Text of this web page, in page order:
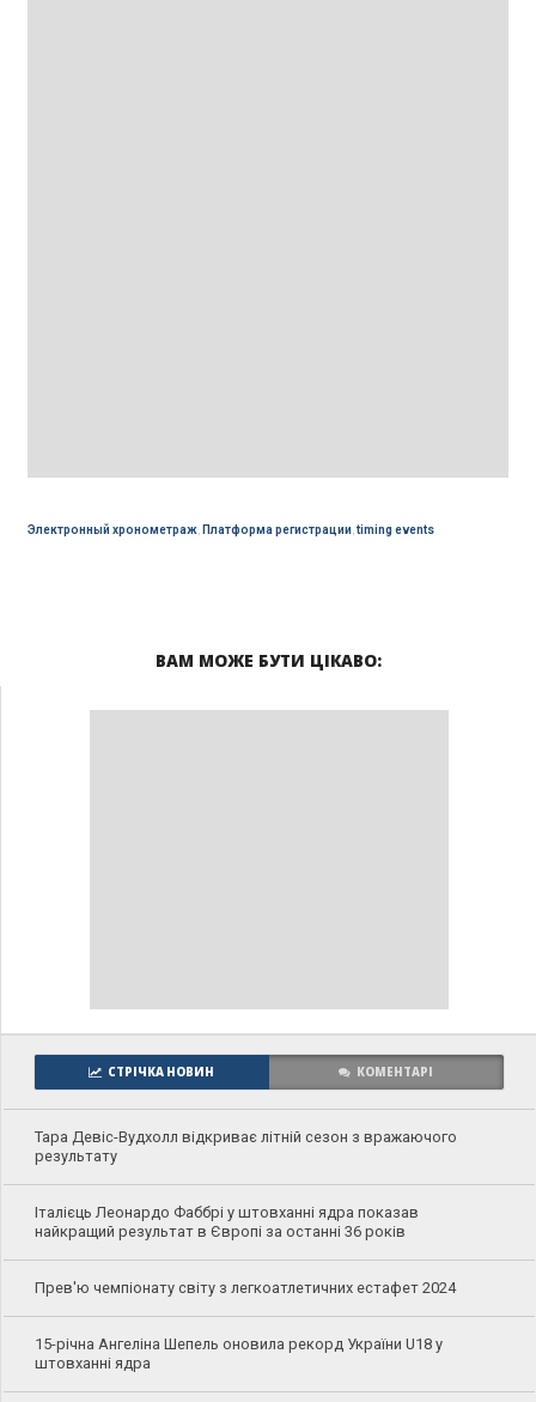
Электронный хронометраж, Платформа регистрации,timing events
ВАМ МОЖЕ БУТИ ЦІКАВО:
СТРІЧКА НОВИН КОМЕНТАРІ
Тара Девіс-Вудхолл відкриває літній сезон з вражаючого
результату
Італієць Леонардо Фаббрі у штовханні ядра показав
найкращий результат в Європі за останні 36 років
Прев'ю чемпіонату світу з легкоатлетичних естафет 2024
15-річна Ангеліна Шепель оновила рекорд України U18 у
штовханні ядра